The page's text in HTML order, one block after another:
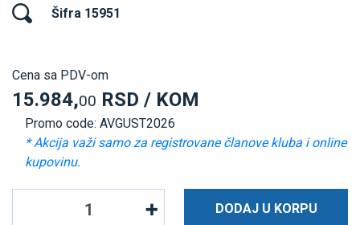
Šifra 15951
Cena sa PDV-om
15.984,00 RSD / KOM
Promo code: AVGUST2026
* Akcija važi samo za registrovane članove kluba i online
kupovinu.
DODAJ U KORPU